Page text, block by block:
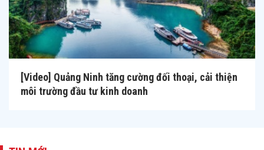
[Video] Quảng Ninh tăng cường đối thoại, cải thiện
môi trường đầu tư kinh doanh